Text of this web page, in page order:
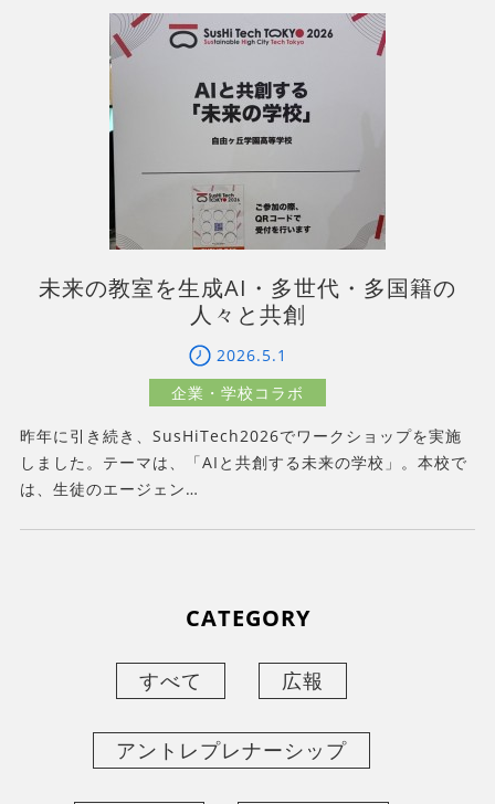
未来の教室を生成AI・多世代・多国籍の
人々と共創
2026.5.1
昨年に引き続き、SusHiTech2026でワークショップを実施
しました。テーマは、「AIと共創する未来の学校」。本校で
は、生徒のエージェン…
CATEGORY
すべて 広報
アントレプレナーシップ